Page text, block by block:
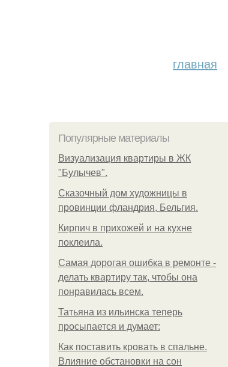
главная
Популярные материалы
Визуализация квартиры в ЖК
"Булычев".
Сказочный дом художницы в
провинции фландрия, Бельгия.
Кирпич в прихожей и на кухне
поклеила.
Самая дорогая ошибка в ремонте -
делать квартиру так, чтобы она
понравилась всем.
Татьяна из ильинска теперь
просыпается и думает:
Как поставить кровать в спальне.
Влияние обстановки на сон